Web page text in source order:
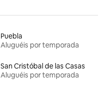
Puebla
Aluguéis por temporada
San Cristóbal de las Casas
Aluguéis por temporada